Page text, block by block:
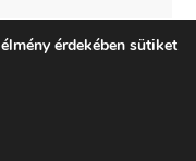
terror vége
érdekében sütiket